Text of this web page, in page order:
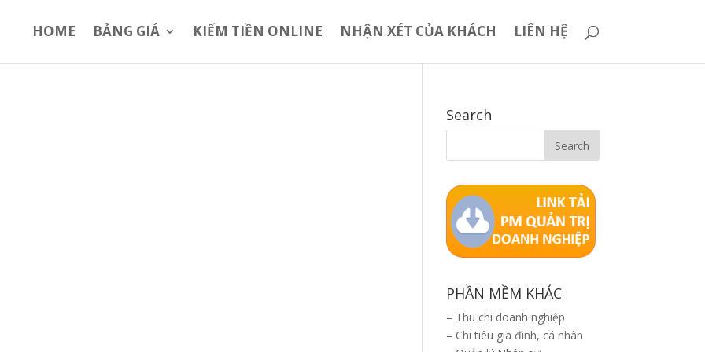
HOME BẢNG GIÁ KIẾM TIỀN ONLINE NHẬN XÉT CỦA KHÁCH LIÊN HỆ
Search
PHẦN MỀM KHÁC
– Thu chi doanh nghiệp
– Chi tiêu gia đình, cá nhân